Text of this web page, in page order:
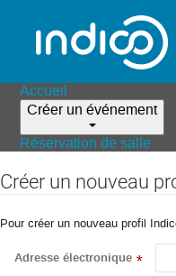
Accueil
Créer un événement
Réservation de salle
Créer un nouveau
Pour créer un nouveau profil
Adresse électronique *